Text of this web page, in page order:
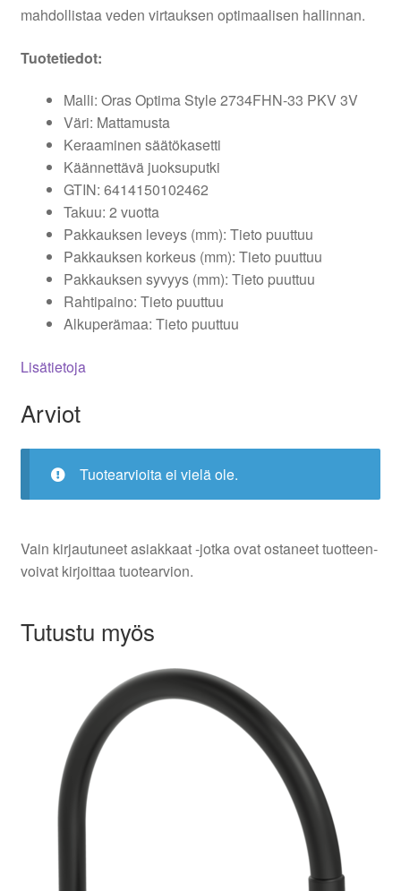
mahdollistaa veden virtauksen optimaalisen hallinnan.
Tuotetiedot:
Malli: Oras Optima Style 2734FHN-33 PKV 3V
Väri: Mattamusta
Keraaminen säätökasetti
Käännettävä juoksuputki
GTIN: 6414150102462
Takuu: 2 vuotta
Pakkauksen leveys (mm): Tieto puuttuu
Pakkauksen korkeus (mm): Tieto puuttuu
Pakkauksen syvyys (mm): Tieto puuttuu
Rahtipaino: Tieto puuttuu
Alkuperämaa: Tieto puuttuu
Lisätietoja
Arviot
Tuotearvioita ei vielä ole.
Vain kirjautuneet asiakkaat -jotka ovat ostaneet tuotteen-
voivat kirjoittaa tuotearvion.
Tutustu myös